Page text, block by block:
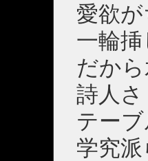
愛欲
一輪
だか
詩人さ
テー
学究